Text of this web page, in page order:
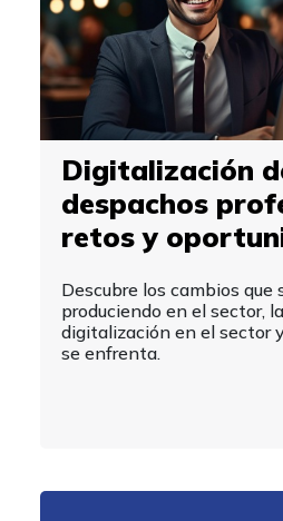
Digitalización
despachos
retos y
Descubre los cambios que
produciendo en el sector,
digitalización en el sector
se enfrenta.